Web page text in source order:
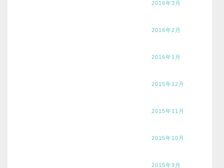
2016年3月
2016年2月
2016年1月
2015年12月
2015年11月
2015年10月
2015年9月